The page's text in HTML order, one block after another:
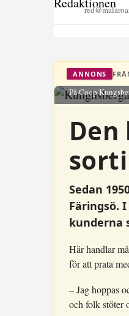
ANNONS
På Coop
Sedan
Färingsö.
kunderna
Här handlar
för att prata
– Jag hoppas
och folk stöter